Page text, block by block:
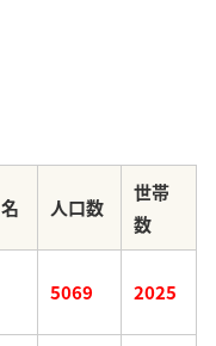
人口数
世帯
数
5069 2025